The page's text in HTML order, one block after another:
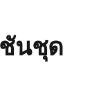
ชันชุด